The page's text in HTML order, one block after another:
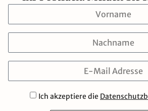
Ich akzeptiere die